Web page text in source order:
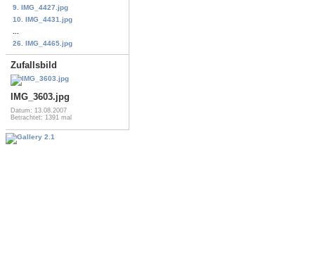
9. IMG_4427.jpg
10. IMG_4431.jpg
26. IMG_4465.jpg
Zufallsbild
IMG_3603.jpg
Datum: 13.08.2007
Betrachtet: 1391 mal